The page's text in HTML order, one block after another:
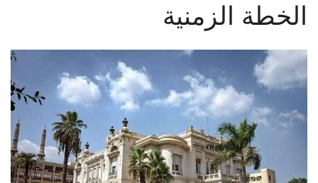
الأنظمة الذكية
الإعلام
تواصل معنا
الطلاب
الخطة الزمنية